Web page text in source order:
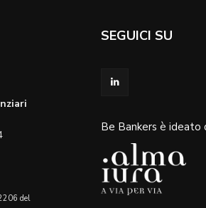
del
SEGUICI SU
Be Bankers è ideato